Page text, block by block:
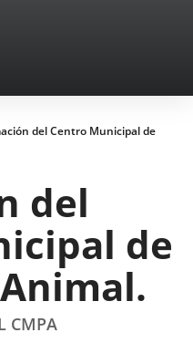
del Centro Municipal de
del
de
CMPA